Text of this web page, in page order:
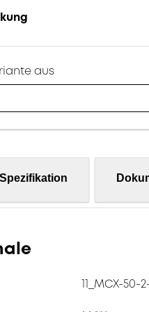
aus
Spezifikation
11_MCX-50-